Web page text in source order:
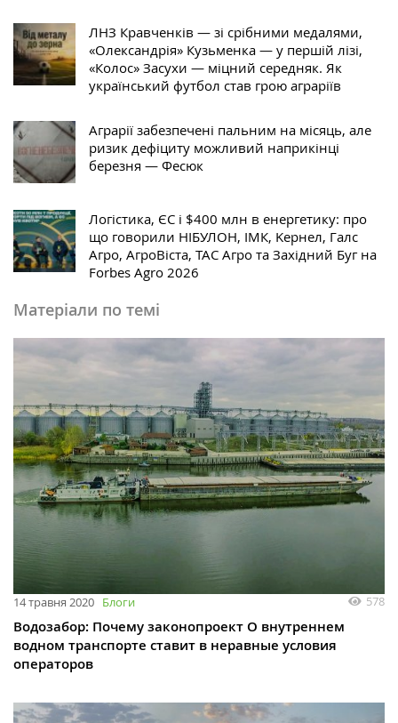
ЛНЗ Кравченків — зі срібними медалями,
«Олександрія» Кузьменка — у першій лізі,
«Колос» Засухи — міцний середняк. Як
український футбол став грою аграріїв
Аграрії забезпечені пальним на місяць, але
ризик дефіциту можливий наприкінці
березня — Фесюк
Логістика, ЄС і $400 млн в енергетику: про
що говорили НІБУЛОН, ІМК, Keрнел, Галс
Агро, АгроВіста, ТАС Агро та Західний Буг на
Forbes Agro 2026
Матеріали по темі
14 травня 2020 Блоги 578
Водозабор: Почему законопроект О внутреннем
водном транспорте ставит в неравные условия
операторов